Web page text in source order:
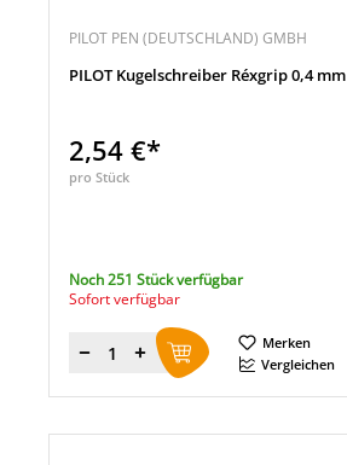
PILOT PEN (DEUTSCHLAND) GMBH
PILOT Kugelschreiber Réxgrip 0,4 mm
2,54 €*
pro Stück
Noch 251 Stück verfügbar
Sofort verfügbar
Menge
Merken
Vergleichen